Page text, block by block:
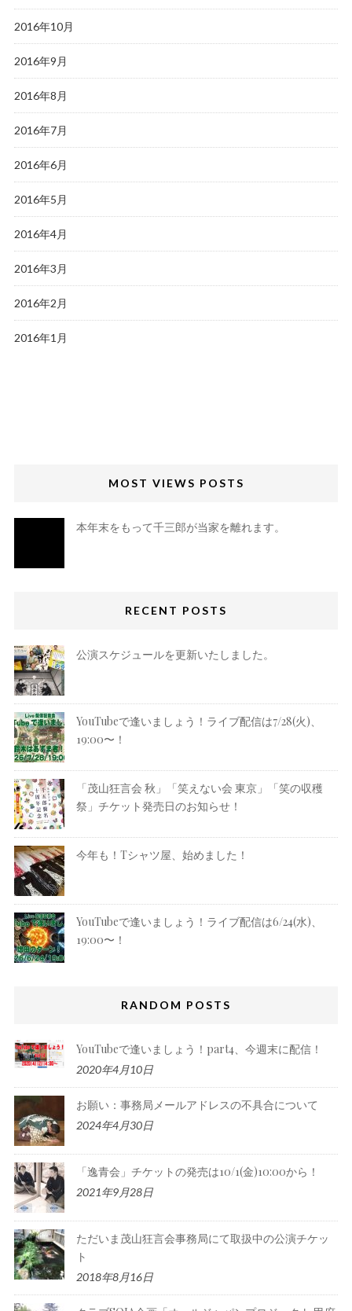
2016年10月
2016年9月
2016年8月
2016年7月
2016年6月
2016年5月
2016年4月
2016年3月
2016年2月
2016年1月
MOST VIEWS POSTS
本年末をもって千三郎が当家を離れます。
RECENT POSTS
公演スケジュールを更新いたしました。
YouTubeで逢いましょう！ライブ配信は7/28(火)、
19:00〜！
「茂山狂言会 秋」「笑えない会 東京」「笑の収穫
祭」チケット発売日のお知らせ！
今年も！Tシャツ屋、始めました！
YouTubeで逢いましょう！ライブ配信は6/24(水)、
19:00〜！
RANDOM POSTS
YouTubeで逢いましょう！part4、今週末に配信！
2020年4月10日
お願い：事務局メールアドレスの不具合について
2024年4月30日
「逸青会」チケットの発売は10/1(金)10:00から！
2021年9月28日
ただいま茂山狂言会事務局にて取扱中の公演チケッ
ト
2018年8月16日